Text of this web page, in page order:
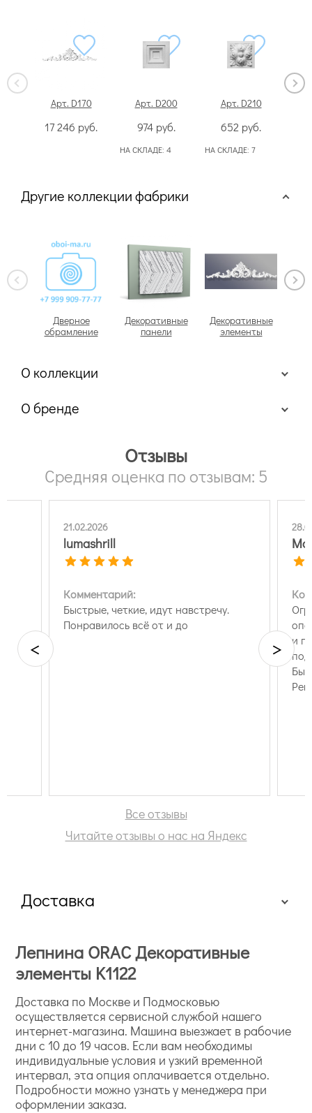
Арт. D170
17 246 руб.
Арт. D200
974 руб.
НА СКЛАДЕ: 4
Арт. D210
652 руб.
НА СКЛАДЕ: 7
Другие коллекции фабрики
Дверное
обрамление
Декоративные
панели
Декоративные
элементы
О коллекции
О бренде
Отзывы
Средняя оценка по отзывам: 5
21.02.2026
lumashrill
Комментарий:
Быстрые, четкие, идут навстречу.
Понравилось всё от и до
и
< >
Все отзывы
Читайте отзывы о нас на Яндекс
Доставка
Лепнина ORAC Декоративные
элементы K1122
Доставка по Москве и Подмосковью
осуществляется сервисной службой нашего
интернет-магазина. Машина выезжает в рабочие
дни с 10 до 19 часов. Если вам необходимы
индивидуальные условия и узкий временной
интервал, эта опция оплачивается отдельно.
Подробности можно узнать у менеджера при
оформлении заказа.